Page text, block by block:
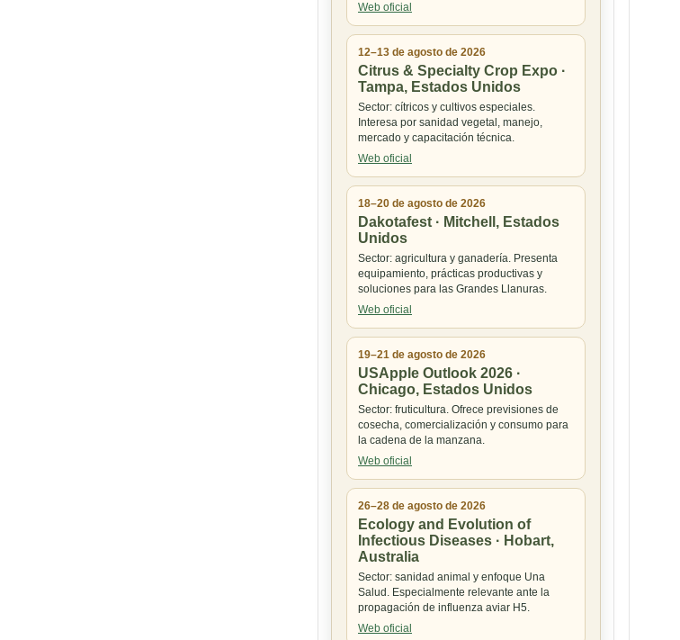
Web oficial
12–13 de agosto de 2026
Citrus & Specialty Crop Expo ·
Tampa, Estados Unidos
Sector: cítricos y cultivos especiales.
Interesa por sanidad vegetal, manejo,
mercado y capacitación técnica.
Web oficial
18–20 de agosto de 2026
Dakotafest · Mitchell, Estados
Unidos
Sector: agricultura y ganadería. Presenta
equipamiento, prácticas productivas y
soluciones para las Grandes Llanuras.
Web oficial
19–21 de agosto de 2026
USApple Outlook 2026 ·
Chicago, Estados Unidos
Sector: fruticultura. Ofrece previsiones de
cosecha, comercialización y consumo para
la cadena de la manzana.
Web oficial
26–28 de agosto de 2026
Ecology and Evolution of
Infectious Diseases · Hobart,
Australia
Sector: sanidad animal y enfoque Una
Salud. Especialmente relevante ante la
propagación de influenza aviar H5.
Web oficial